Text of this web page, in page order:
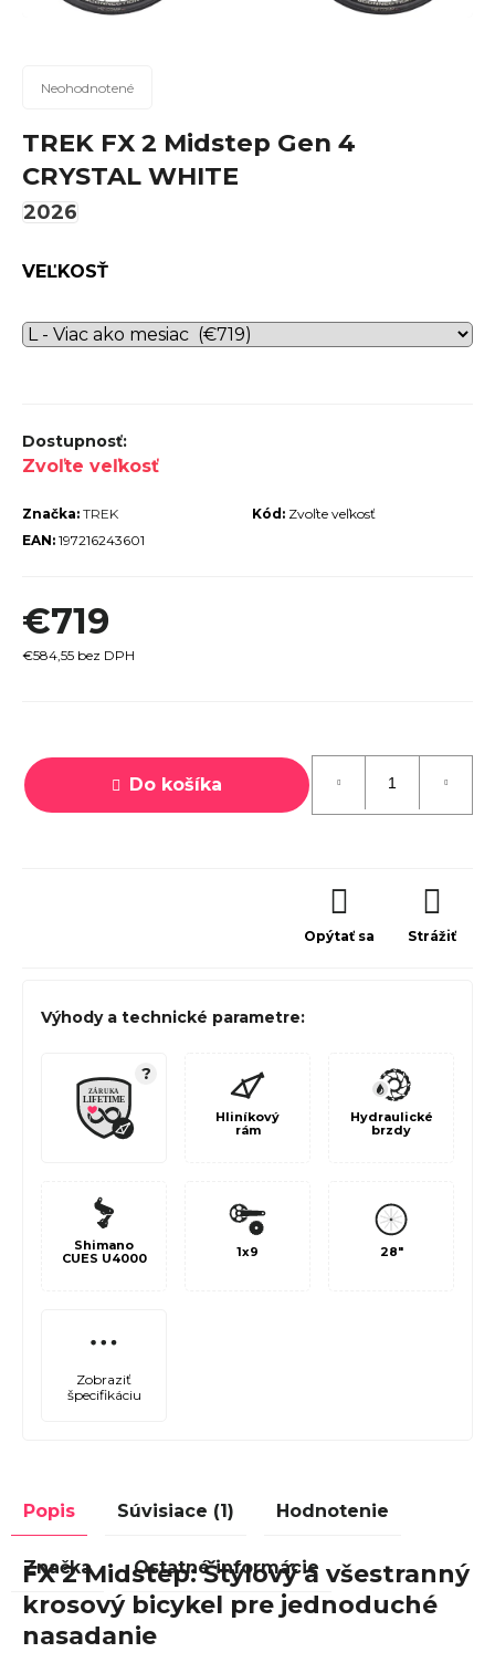
Priemerné
produktu
je
0,0
z
hviezdičiek.
Neohodnotené
TREK FX 2 Midstep Gen 4
CRYSTAL WHITE
2026
VEĽKOSŤ
Zvoľte veľkosť
Kód: Zvoľte veľkosť
Značka: TREK
EAN: 197216243601
€719
€584,55 bez DPH
cena:
Do košíka
Opýtať sa Strážiť
Výhody a technické parametre:
?
Hliníkový
rám
Hydraulické
brzdy
Shimano
CUES U4000
1x9 28"
Zobraziť
špecifikáciu
Popis Súvisiace (1) Hodnotenie
Značka Ostatné informácie
FX 2 Midstep: Štýlový a všestranný
krosový bicykel pre jednoduché
nasadanie
ť
?
p
r
ú
a
m